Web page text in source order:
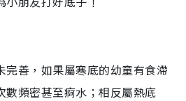
完善，如果屬寒底的幼童有食滯
數頻密甚至痾水；相反屬熱底